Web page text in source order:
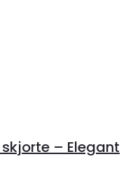
skjorte – Elegant